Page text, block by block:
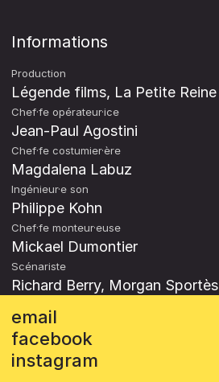
Informations
Production
Légende films, La Petite Reine
Chef·fe opérateur·ice
Jean-Paul Agostini
Chef·fe costumier·ère
Magdalena Labuz
Ingénieur·e son
Philippe Kohn
Chef·fe monteur·euse
Mickael Dumontier
Scénariste
Richard Berry, Morgan Sportès
email
facebook
instagram